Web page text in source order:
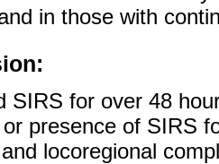
in those with
SIRS for over 48
presence of SIRS
locoregional